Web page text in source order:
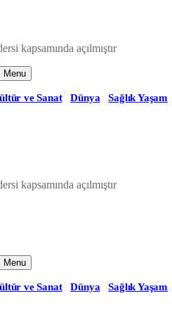
kapsamında açılmıştır
Menu
ve Sanat Dünya Sağlık Yaşam
kapsamında açılmıştır
Menu
ve Sanat Dünya Sağlık Yaşam